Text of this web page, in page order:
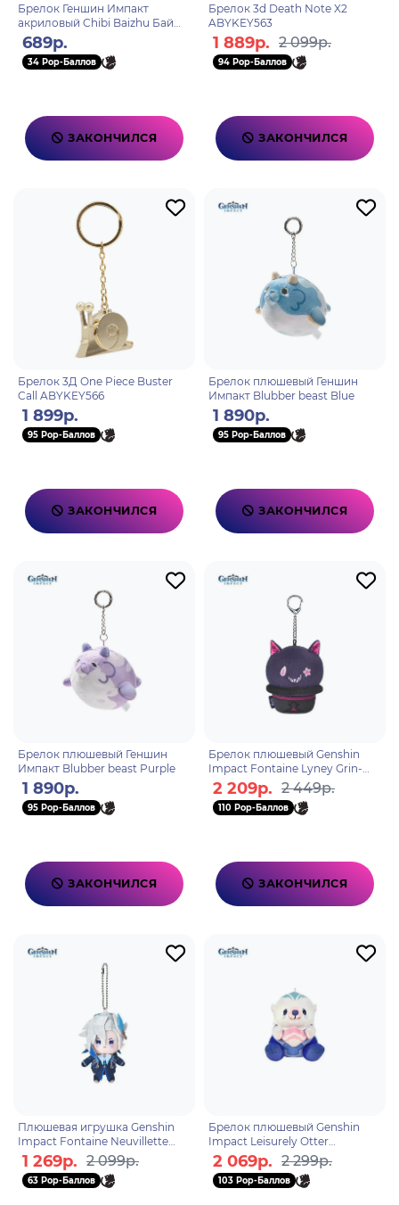
Брелок Геншин Импакт
акриловый Chibi Baizhu Бай
Чжу
689р.
34 Pop-Баллов
ЗАКОНЧИЛСЯ
Брелок 3d Death Note X2
ABYKEY563
1 889р. 2 099р.
94 Pop-Баллов
ЗАКОНЧИЛСЯ
Брелок 3Д One Piece Buster
Call ABYKEY566
1 899р.
95 Pop-Баллов
ЗАКОНЧИЛСЯ
Брелок плюшевый Геншин
Импакт Blubber beast Blue
1 890р.
95 Pop-Баллов
ЗАКОНЧИЛСЯ
Брелок плюшевый Геншин
Импакт Blubber beast Purple
1 890р.
95 Pop-Баллов
ЗАКОНЧИЛСЯ
Брелок плюшевый Genshin
Impact Fontaine Lyney Grin-
Malkin Cat 6976525004776
2 209р. 2 449р.
110 Pop-Баллов
ЗАКОНЧИЛСЯ
Плюшевая игрушка Genshin
Impact Fontaine Neuvillette
6942421101437
1 269р. 2 099р.
63 Pop-Баллов
Брелок плюшевый Genshin
Impact Leisurely Otter
6976525004783
2 069р. 2 299р.
103 Pop-Баллов